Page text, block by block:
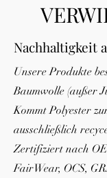
Nachhaltigkeit
Unsere Produkte
Baumwolle (außer
Kommt Polyester
ausschließlich
Zertifiziert nach
FairWear, OCS,